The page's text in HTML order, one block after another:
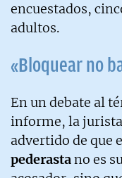
encuestados,
adultos.
«Bloquear no
En un debate al
informe, la
advertido de que
pederastano es